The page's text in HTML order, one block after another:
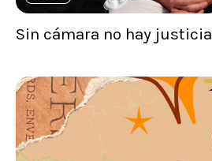
Sin cámara no hay justicia